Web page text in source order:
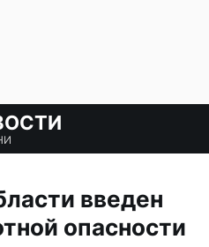
введен
опасности